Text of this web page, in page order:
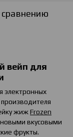
сравнению
вейп для
электронных
производителя
жижFrozen
вкусовыми
фрукты.